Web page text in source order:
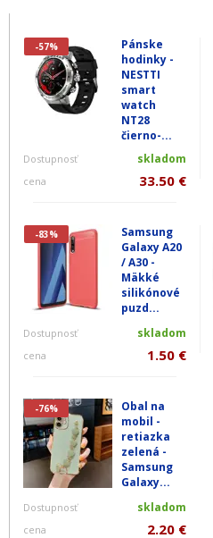
-57%
Pánske
hodinky -
NESTTI
smart
watch
NT28
čierno-...
Dostupnosť skladom
cena 33.50 €
-83%
Samsung
Galaxy A20
/ A30 -
Mäkké
silikónové
puzd...
Dostupnosť skladom
cena 1.50 €
-76%
Obal na
mobil -
retiazka
zelená -
Samsung
Galaxy...
Dostupnosť skladom
cena 2.20 €